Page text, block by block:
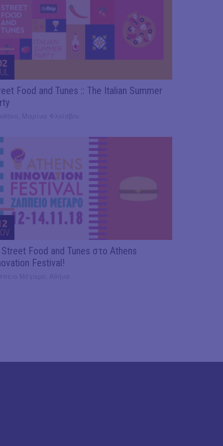
Food and Tunes :: The Italian Summer
Food and Tunes στο Athens
Festival!